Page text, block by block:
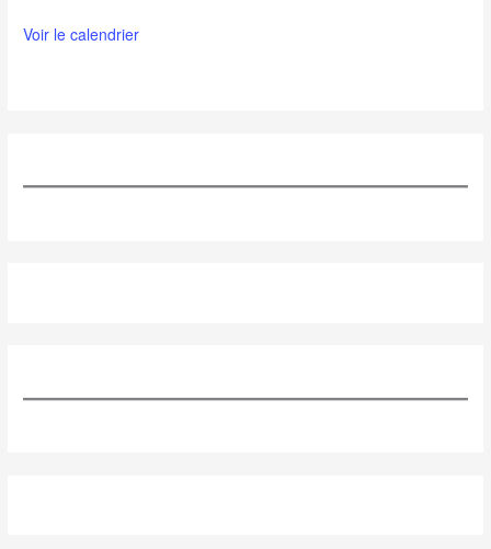
Voir le calendrier